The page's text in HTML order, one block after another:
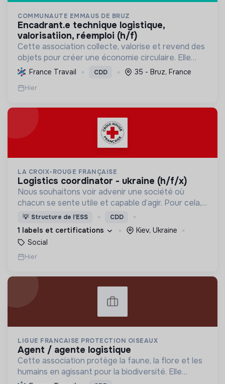
COMMUNAUTE EMMAUS DE BRUZ
encadrant.e technique logistique,
valorisatiion, réemploi (h/f)
Cette association collecte, valorise et revend des
objets pour créer une économie circulaire. Elle
offre un projet de vie digne et solidaire à des
compagnons, favorisant leur insertion sociale et
prof...
France Travail CDD 35 - Bruz, France
Hier
LA CROIX-ROUGE FRANÇAISE
logistics coordinator - ukraine (h/f/x)
Nous souhaitons voir advenir une société où
chacun se sente utile et capable d’agir. Pour cela,
nous proposons des moyens et des lieux
d’engagement innovants et adaptés à tous.
💡 Structure de l’ESS CDD
1 labels et certifications
Kiev, Ukraine
Social
Hier
LIGUE FRANCAISE PROTECTION OISEAUX
agent / agente logistique
Cette association protège la faune, la flore et les
humains en agissant pour la biodiversité. Elle